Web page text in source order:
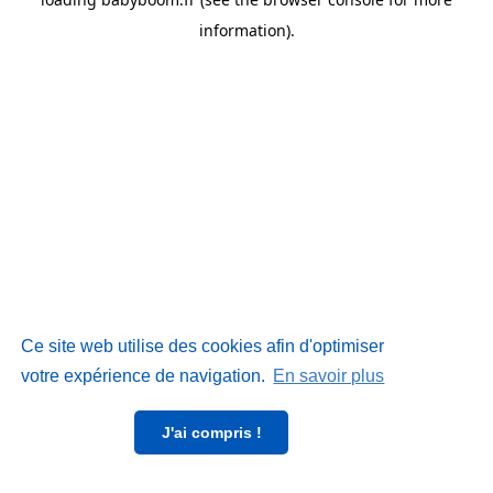
Ce site web utilise des cookies afin d'optimiser
votre expérience de navigation. En savoir plus
J'ai compris !
information).